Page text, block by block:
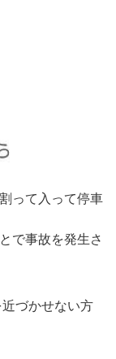
って入って停車
で事故を発生さ
づかせない方